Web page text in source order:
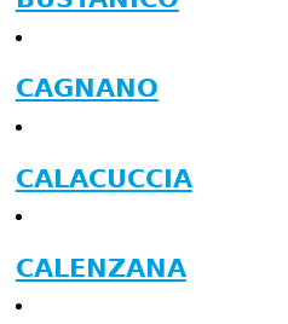
CAGNANO
CALACUCCIA
CALENZANA